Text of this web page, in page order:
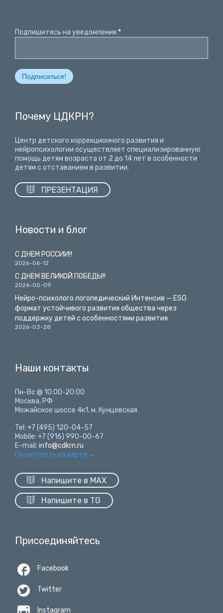
Подпишитесь на уведомления *
Почему ЦДКРН?
Центр детского коррекционного развития и
нейропсихологии осуществляет специализированную
помощь детям возраста от 2 до 14 лет в особенности
детям с отставанием в развитии.
 ПРЕЗЕНТАЦИЯ
Новости и блог
С ДНЕМ РОССИИ!!
2026-06-12
С ДНЕМ ВЕЛИКОЙ ПОБЕДЫ!!
2026-05-09
Нейро-психолого логопедический Интенсив — ESG
формат устойчивого развития общества через
поддержку детей с особенностями развития
2026-03-28
Наши контакты
Пн-Вс @ 10:00-20:00
Москва, РФ
Можайское шоссе 4к1, м. Кунцевская
Tel: +7 (495) 120-04-57
Mobile: +7 (916) 990-00-67
E-mail: info@cdkrn.ru
Посмотреть на карте →
 Напишите в MAX
 Напишите в TG
Присоединяйтесь
 Facebook
 Twitter
Instagram